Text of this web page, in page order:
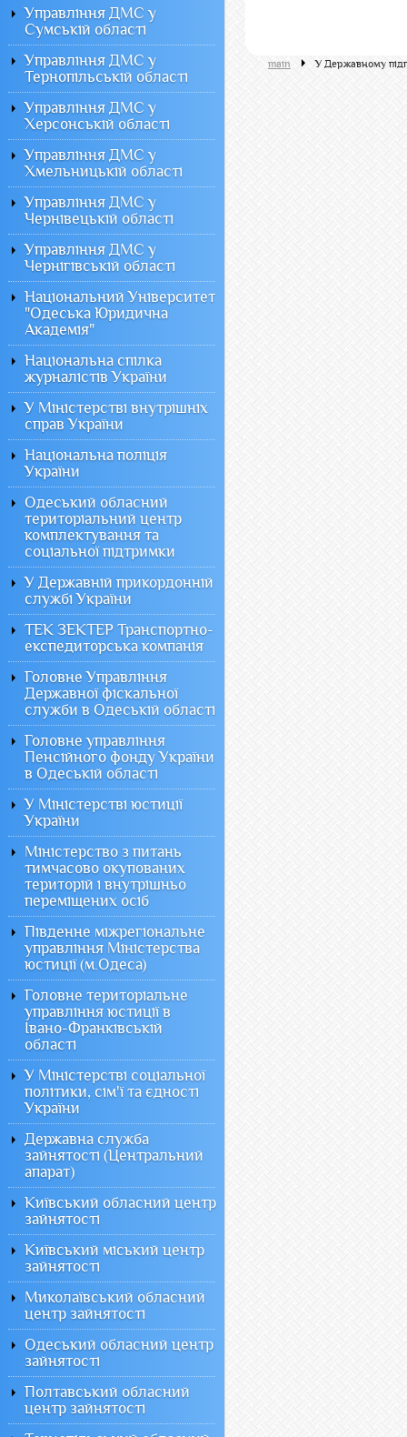
main У Державному
Управління ДМС у
Сумській області
Управління ДМС у
Тернопільській області
Управління ДМС у
Херсонській області
Управління ДМС у
Хмельницькій області
Управління ДМС у
Чернівецькій області
Управління ДМС у
Чернігівській області
Національний Університет
"Одеська Юридична
Академія"
Національна спілка
журналістів України
У Міністерстві внутрішніх
справ України
Національна поліція
України
Одеський обласний
територіальний центр
комплектування та
соціальної підтримки
У Державній прикордонній
службі України
ТЕК ЗЕКТЕР Транспортно-
експедиторська компанія
Головне Управління
Державної фіскальної
служби в Одеській області
Головне управління
Пенсійного фонду України
в Одеській області
У Міністерстві юстиції
України
Міністерство з питань
тимчасово окупованих
територій і внутрішньо
переміщених осіб
Південне міжрегіональне
управління Міністерства
юстиції (м.Одеса)
Головне територіальне
управління юстиції в
Івано-Франківській
області
У Міністерстві соціальної
політики, сім'ї та єдності
України
Державна служба
зайнятості (Центральний
апарат)
Київський обласний центр
зайнятості
Київський міський центр
зайнятості
Миколаївський обласний
центр зайнятості
Одеський обласний центр
зайнятості
Полтавський обласний
центр зайнятості